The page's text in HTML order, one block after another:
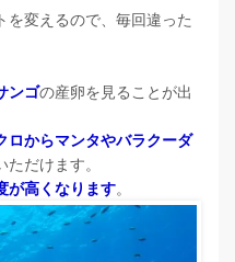
を変えるので、毎回違った
ンゴの産卵を見ることが出
ロからマンタやバラクーダ
だけます。
が高くなります。